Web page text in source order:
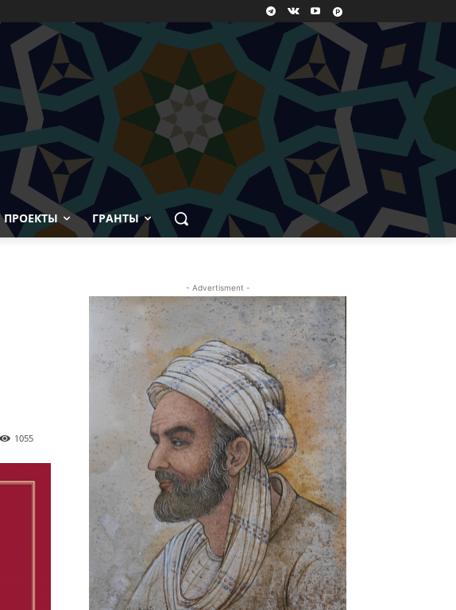
ПРОЕКТЫ ГРАНТЫ
1055
- Advertisment -